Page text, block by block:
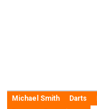
Michael Smith Darts